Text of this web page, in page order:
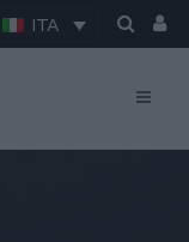
ITA